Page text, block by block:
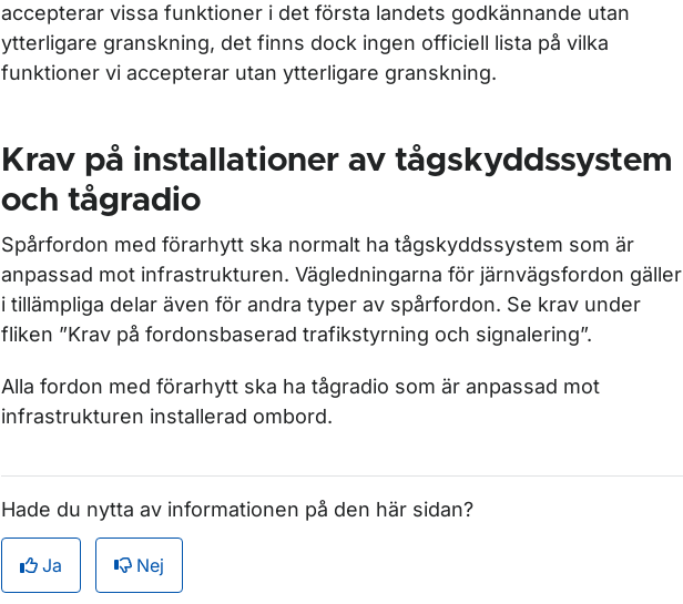
accepterar vissa funktioner i det första landets godkännande utan
ytterligare granskning, det finns dock ingen officiell lista på vilka
funktioner vi accepterar utan ytterligare granskning.
Krav på installationer av tågskyddssystem
och tågradio
Spårfordon med förarhytt ska normalt ha tågskyddssystem som är
anpassad mot infrastrukturen. Vägledningarna för järnvägsfordon gäller
i tillämpliga delar även för andra typer av spårfordon. Se krav under
fliken ”Krav på fordonsbaserad trafikstyrning och signalering”.
Alla fordon med förarhytt ska ha tågradio som är anpassad mot
infrastrukturen installerad ombord.
Hade du nytta av informationen på den här sidan?
Ja Nej